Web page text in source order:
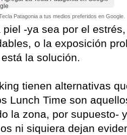
Patagonia a tus medios preferidos en Google.
-ya sea por el
o la exposición
la solución.
tienen alternativas
Lunch Time son
la zona, por supuesto-
ni siquiera dejan